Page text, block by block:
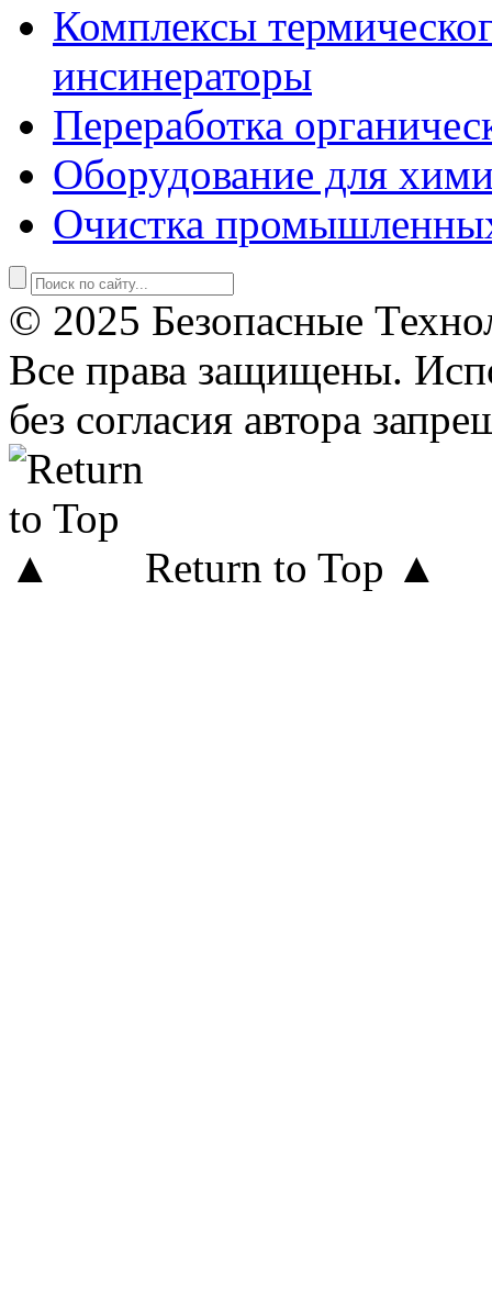
Комплексы
инсинераторы
Переработка
Оборудование для
Очистка
© 2025 Безопасные
Все права защищены.
без согласия автора
Return to Top ▲